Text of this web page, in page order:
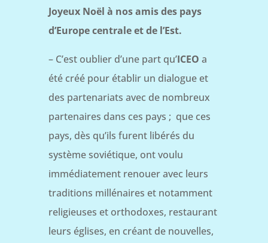
Joyeux Noël à nos amis des pays
d’Europe centrale et de l’Est.
– C’est oublier d’une part qu’ICEO a
été créé pour établir un dialogue et
des partenariats avec de nombreux
partenaires dans ces pays ; que ces
pays, dès qu’ils furent libérés du
système soviétique, ont voulu
immédiatement renouer avec leurs
traditions millénaires et notamment
religieuses et orthodoxes, restaurant
leurs églises, en créant de nouvelles,